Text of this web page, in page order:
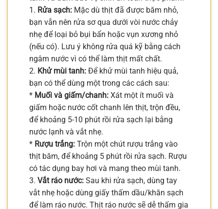
1. Rửa sạch: Mặc dù thịt đã được băm nhỏ,
bạn vẫn nên rửa sơ qua dưới vòi nước chảy
nhẹ để loại bỏ bụi bẩn hoặc vụn xương nhỏ
(nếu có). Lưu ý không rửa quá kỹ bằng cách
ngâm nước vì có thể làm thịt mất chất.
2. Khử mùi tanh: Để khử mùi tanh hiệu quả,
bạn có thể dùng một trong các cách sau:
* Muối và giấm/chanh: Xát một ít muối và
giấm hoặc nước cốt chanh lên thịt, trộn đều,
để khoảng 5-10 phút rồi rửa sạch lại bằng
nước lạnh và vắt nhẹ.
* Rượu trắng: Trộn một chút rượu trắng vào
thịt băm, để khoảng 5 phút rồi rửa sạch. Rượu
có tác dụng bay hơi và mang theo mùi tanh.
3. Vắt ráo nước: Sau khi rửa sạch, dùng tay
vắt nhẹ hoặc dùng giấy thấm dầu/khăn sạch
để làm ráo nước. Thịt ráo nước sẽ dễ thấm gia